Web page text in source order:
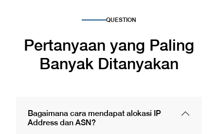
QUESTION
Pertanyaan yang Paling
Banyak Ditanyakan
Bagaimana cara mendapat alokasi IP
Address dan ASN?